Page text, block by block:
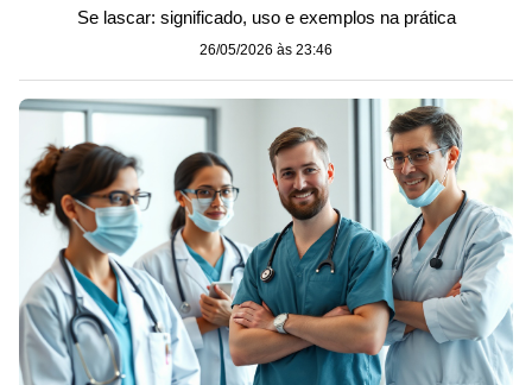
Se lascar: significado, uso e exemplos na prática
26/05/2026 às 23:46